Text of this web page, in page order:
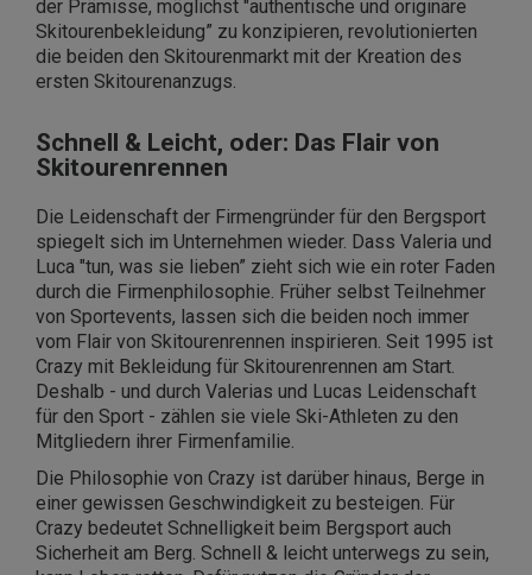
der Prämisse, möglichst "authentische und originäre
Skitourenbekleidung” zu konzipieren, revolutionierten
die beiden den Skitourenmarkt mit der Kreation des
ersten Skitourenanzugs.
Schnell & Leicht, oder: Das Flair von
Skitourenrennen
Die Leidenschaft der Firmengründer für den Bergsport
spiegelt sich im Unternehmen wieder. Dass Valeria und
Luca "tun, was sie lieben” zieht sich wie ein roter Faden
durch die Firmenphilosophie. Früher selbst Teilnehmer
von Sportevents, lassen sich die beiden noch immer
vom Flair von Skitourenrennen inspirieren. Seit 1995 ist
Crazy mit Bekleidung für Skitourenrennen am Start.
Deshalb - und durch Valerias und Lucas Leidenschaft
für den Sport - zählen sie viele Ski-Athleten zu den
Mitgliedern ihrer Firmenfamilie.
Die Philosophie von Crazy ist darüber hinaus, Berge in
einer gewissen Geschwindigkeit zu besteigen. Für
Crazy bedeutet Schnelligkeit beim Bergsport auch
Sicherheit am Berg. Schnell & leicht unterwegs zu sein,